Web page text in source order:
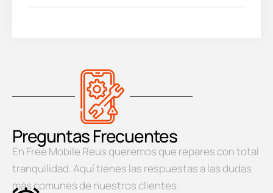
Preguntas Frecuentes
En Free Mobile Reus queremos que repares con total
tranquilidad. Aquí tienes las respuestas a las dudas
más comunes de nuestros clientes.